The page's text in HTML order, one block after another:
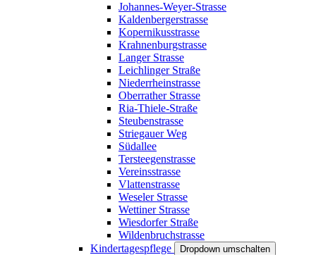
Johannes-Weyer-Strasse
Kaldenbergerstrasse
Kopernikusstrasse
Krahnenburgstrasse
Langer Strasse
Leichlinger Straße
Niederrheinstrasse
Oberrather Strasse
Ria-Thiele-Straße
Steubenstrasse
Striegauer Weg
Südallee
Tersteegenstrasse
Vereinsstrasse
Vlattenstrasse
Weseler Strasse
Wettiner Strasse
Wiesdorfer Straße
Wildenbruchstrasse
Kindertagespflege
Dropdown umschalten